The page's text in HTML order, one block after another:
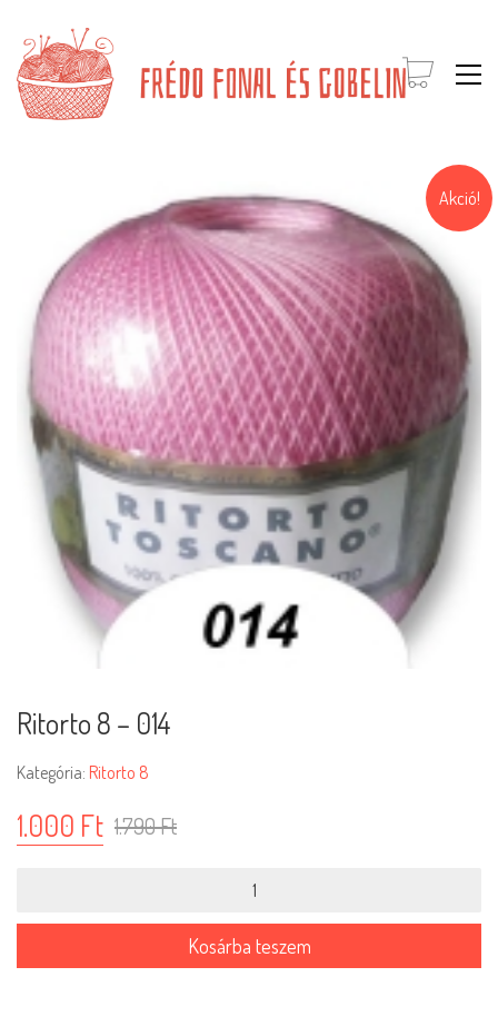
Akció!
Ritorto 8 – 014
Kategória: Ritorto 8
1.790Ft
1.000 Ft
-
Kosárba teszem